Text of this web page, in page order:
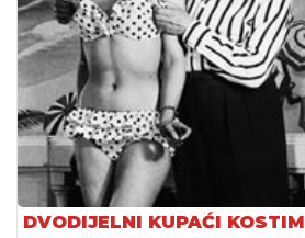
DVODIJELNI KUPAĆI KOSTIM